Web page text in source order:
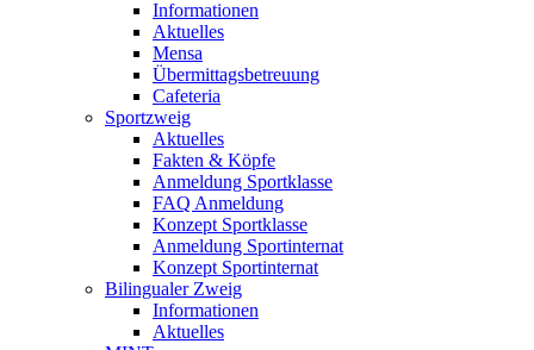
Informationen
Aktuelles
Mensa
Übermittagsbetreuung
Cafeteria
Sportzweig
Aktuelles
Fakten & Köpfe
Anmeldung Sportklasse
FAQ Anmeldung
Konzept Sportklasse
Anmeldung Sportinternat
Konzept Sportinternat
Bilingualer Zweig
Informationen
Aktuelles